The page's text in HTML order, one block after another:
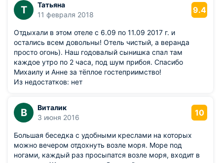
Т
Татьяна
11 февраля 2018
9.4
Отдыхали в этом отеле с 6.09 по 11.09 2017 г. и
остались всем довольны! Отель чистый, а веранда
просто огонь). Наш годовалый сынишка спал там
каждое утро по 2 часа, под шум прибоя. Спасибо
Михаилу и Анне за тёплое гостеприимство!
Из недостатков: нет
В
Виталик
3 июня 2016
10
Большая беседка с удобными креслами на которых
можно вечером отдохнуть возле моря. Море под
ногами, каждый раз просыпатся возле моря, входит в